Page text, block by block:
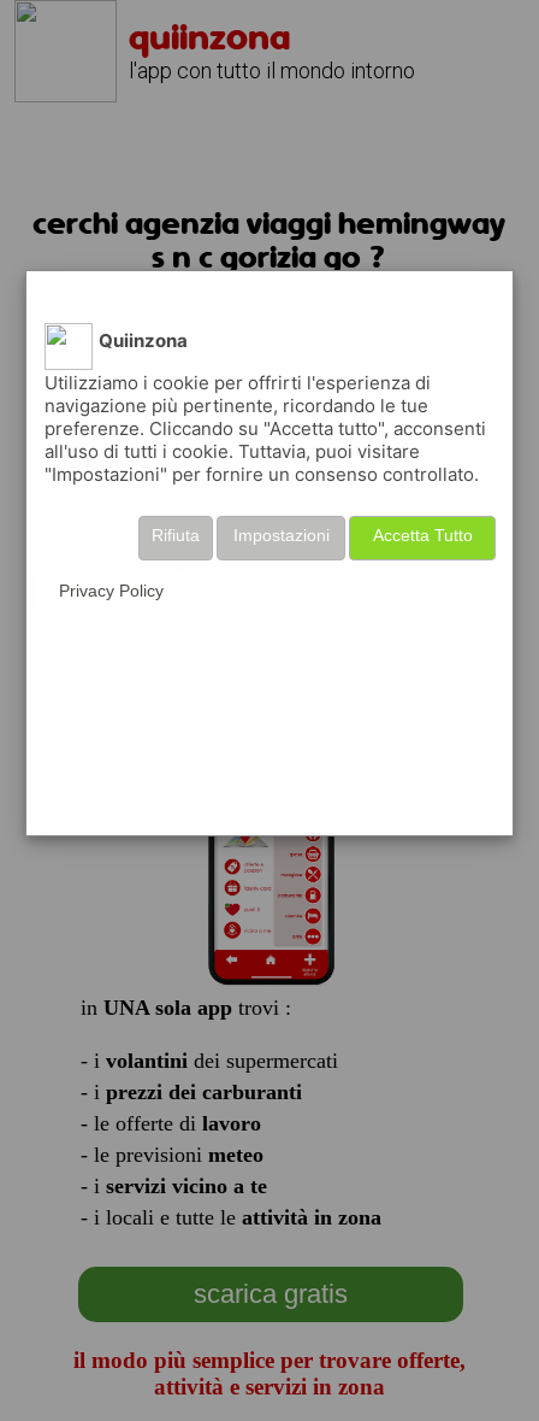
quiinzona
l'app con tutto il mondo intorno
cerchi agenzia viaggi hemingway
s n c gorizia go ?
in UNA sola apptrovi :
- i volantinidei supermercati
- i prezzi dei carburanti
- le offerte di lavoro
- le previsioni meteo
- i servizi vicino a te
- i locali e tutte le attività in zona
scarica gratis
il modo più semplice per trovare offerte,
attività e servizi in zona
Quiinzona
Utilizziamo i cookie per offrirti l'esperienza di
navigazione più pertinente, ricordando le tue
preferenze. Cliccando su "Accetta tutto", acconsenti
all'uso di tutti i cookie. Tuttavia, puoi visitare
"Impostazioni" per fornire un consenso controllato.
Accetta Tutto
Impostazioni
Rifiuta
Privacy Policy